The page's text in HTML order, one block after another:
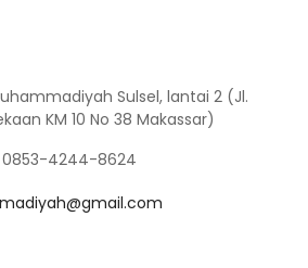
Sulsel, lantai 2 (Jl.
KM 10 No 38 Makassar)
0853-4244-8624